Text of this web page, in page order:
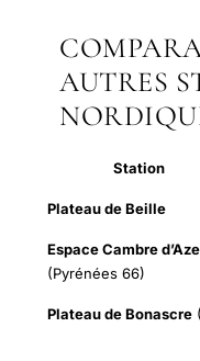
AUTRES
Station
Plateau de Beille
Espace Cambre d’Aze
(Pyrénées 66)
Plateau de Bonascre